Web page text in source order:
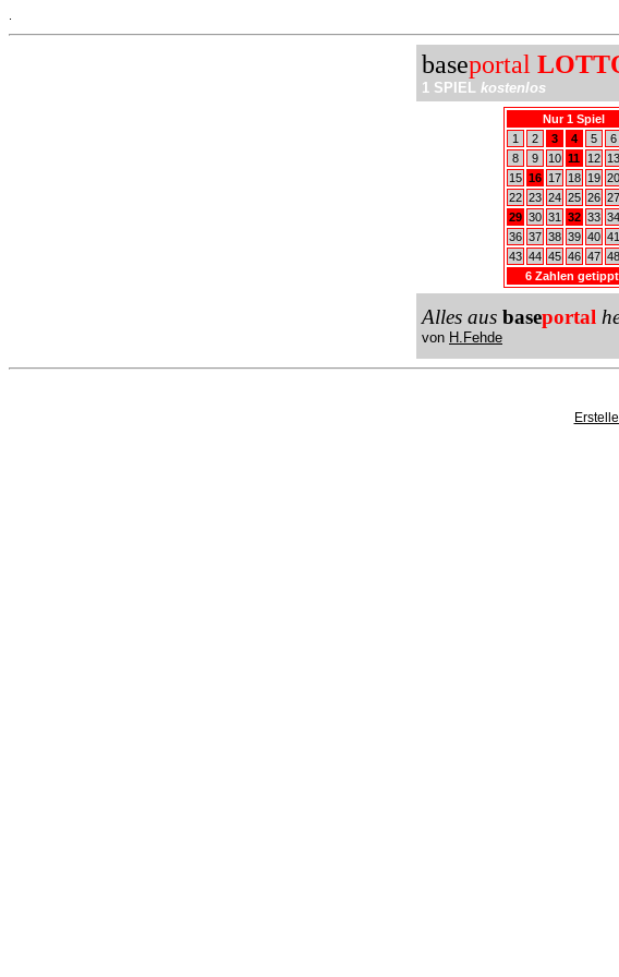
baseportal
1 SPIEL kostenlos
Nur 1 Spiel
1
2 3 4 5 6
8
9 10 11 12 13
15 16 17 18 19 20
22 23 24 25 26 27
29 30 31 32 33 34
36 37 38 39 40 41
43 44 45 46 47 48
6 Zahlen
Alles aus baseportal
von H.Fehde